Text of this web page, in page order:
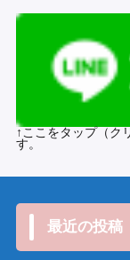
↑ここをタップ（ク
す。
最近の投稿